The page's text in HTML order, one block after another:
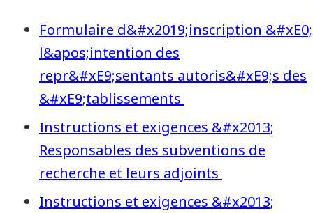
Formulaire d&#x2019;inscription &#xE0;
l&apos;intention des
repr&#xE9;sentants autoris&#xE9;s des
&#xE9;tablissements
Instructions et exigences &#x2013;
Responsables des subventions de
recherche et leurs adjoints
Instructions et exigences &#x2013;